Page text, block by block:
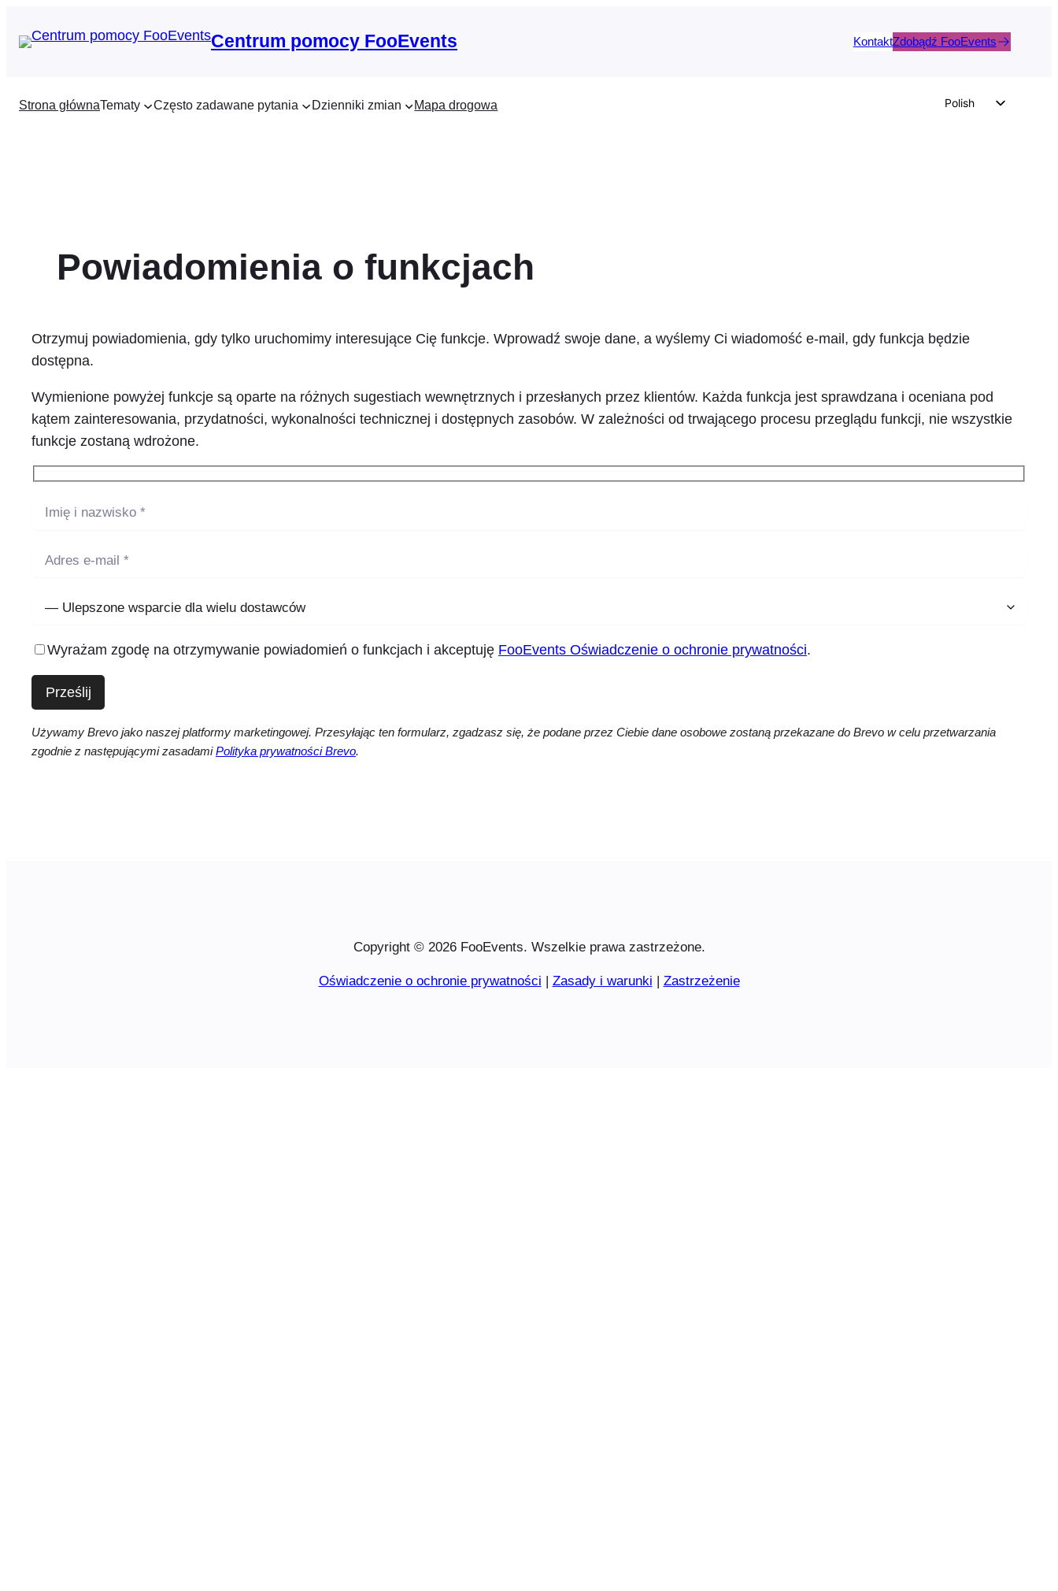
do
Centrum pomocy FooEvents KontaktZdobądź FooEvents
Strona głównaTematy Często zadawane pytania Dzienniki zmian Mapa drogowa
Polish
Greek
Powiadomienia o funkcjach
Otrzymuj powiadomienia, gdy tylko uruchomimy interesujące Cię funkcje. Wprowadź swoje dane, a wyślemy Ci wiadomość e-mail, gdy funkcja będzie
dostępna.
Wymienione powyżej funkcje są oparte na różnych sugestiach wewnętrznych i przesłanych przez klientów. Każda funkcja jest sprawdzana i oceniana pod
kątem zainteresowania, przydatności, wykonalności technicznej i dostępnych zasobów. W zależności od trwającego procesu przeglądu funkcji, nie wszystkie
funkcje zostaną wdrożone.
Wyrażam zgodę na otrzymywanie powiadomień o funkcjach i akceptuję FooEvents Oświadczenie o ochronie prywatności.
Używamy Brevo jako naszej platformy marketingowej. Przesyłając ten formularz, zgadzasz się, że podane przez Ciebie dane osobowe zostaną przekazane do Brevo w celu przetwarzania
zgodnie z następującymi zasadamiPolityka prywatności Brevo.
Copyright © 2026 FooEvents. Wszelkie prawa zastrzeżone.
Oświadczenie o ochronie prywatności | Zasady i warunki | Zastrzeżenie